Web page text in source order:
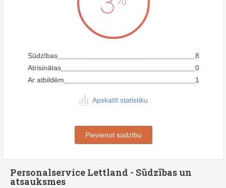
Sūdzības
8
Atrisinātas
0
Ar atbildēm
1
Apskatīt statistiku
Pievienot sūdzību
Personalservice Lettland - Sūdzības un
atsauksmes